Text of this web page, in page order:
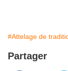
#Attelage de
Partager